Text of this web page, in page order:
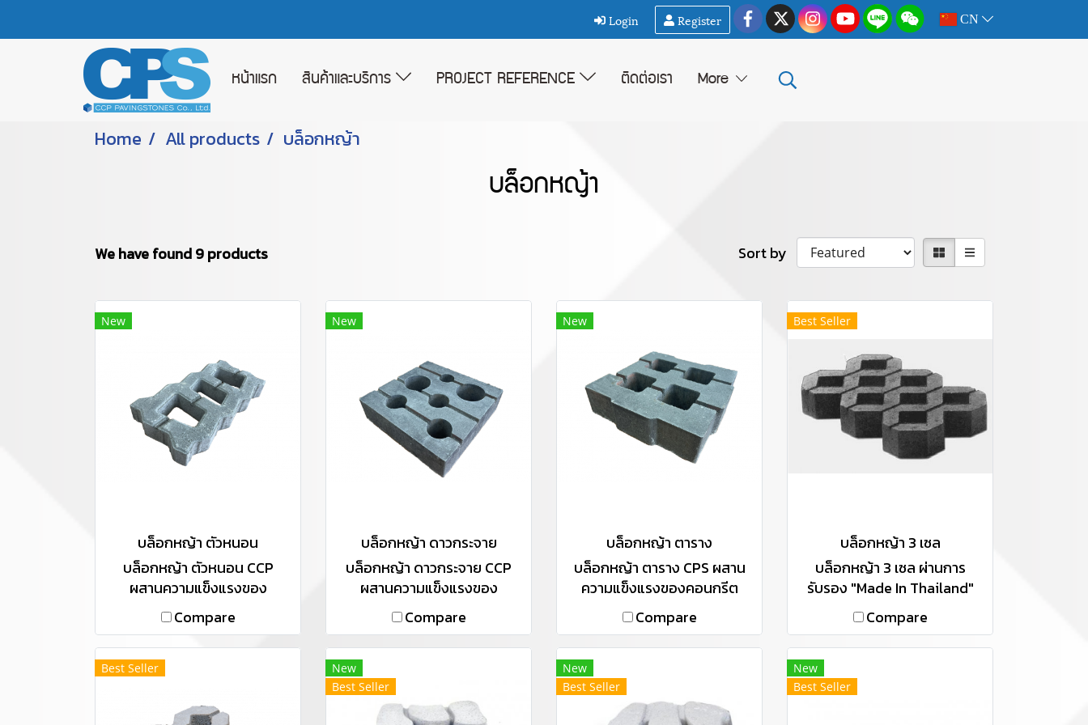
Login Register CN
หน้าแรก สินค้าและบริการ PROJECT REFERENCE ติดต่อเรา More
Home All products บล็อกหญ้า
บล็อกหญ้า
We have found 9 products Sort by
New
บล็อกหญ้า ตัวหนอน
บล็อกหญ้า ตัวหนอน CCP
ผสานความแข็งแรงของ
คอนกรีตคุณภาพกับความเขียว
ขจีของต้นหญ้าเข้าด้วยกัน เพื่อ
สร้างสรรค์ความเป็นธรรมชาติ
บนพื้นถนน และนำความสดชื่น
Compare
New
บล็อกหญ้า ดาวกระจาย
บล็อกหญ้า ดาวกระจาย CCP
ผสานความแข็งแรงของ
คอนกรีตคุณภาพกับความเขียว
ขจีของต้นหญ้าเข้าด้วยกัน เพื่อ
สร้างสรรค์ความเป็นธรรมชาติ
บนพื้นถนน และนำความสดชื่น
ให้รายล้อมใกล้ตัวคุณ
Compare
New
บล็อกหญ้า ตาราง
บล็อกหญ้า ตาราง CPS ผสาน
ความแข็งแรงของคอนกรีต
คุณภาพกับความเขียวขจีของ
ต้นหญ้าเข้าด้วยกัน เพื่อ
สร้างสรรค์ความเป็นธรรมชาติ
บนพื้นถนน และนำความสดชื่น
ให้รายล้อมใกล้ตัวคุณ
Compare
Best Seller
บล็อกหญ้า 3 เซล
บล็อกหญ้า 3 เซล ผ่านการ
รับรอง "Made In Thailand"
(MiT)
Compare
Best Seller
New
Best Seller
New
Best Seller
New
Best Seller